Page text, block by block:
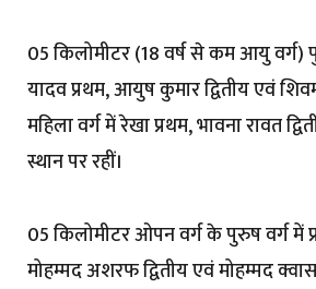
05 किलोमीटर (18 वर्ष से कम आयु वर्ग)
यादव प्रथम, आयुष कुमार द्वितीय एवं
महिला वर्ग में रेखा प्रथम, भावना रावत
स्थान पर रहीं।
05 किलोमीटर ओपन वर्ग के पुरुष वर्ग में
मोहम्मद अशरफ द्वितीय एवं मोहम्मद